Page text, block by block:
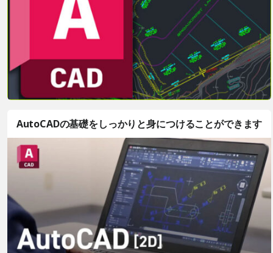
AutoCADの基礎をしっかりと身につけることができます